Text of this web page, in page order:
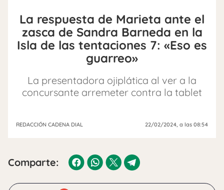
La respuesta de Marieta ante el
zasca de Sandra Barneda en la
Isla de las tentaciones 7: «Eso es
guarreo»
La presentadora ojiplática al ver a la
concursante arremeter contra la tablet
REDACCIÓN CADENA DIAL 22/02/2024, a las 08:54
Comparte: